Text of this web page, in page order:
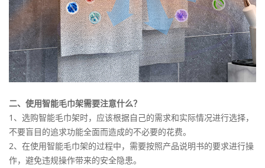
二、使用智能毛巾架需要注意什么？
1、选购智能毛巾架时，应该根据自己的需求和实际情况进行选择，
不要盲目的追求功能全面而造成的不必要的花费。
2、在使用智能毛巾架的过程中，需要按照产品说明书的要求进行操
作，避免违规操作带来的安全隐患。